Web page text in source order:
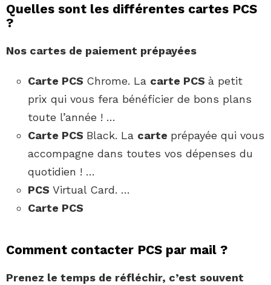
Quelles sont les différentes cartes PCS
?
Nos cartes de paiement prépayées
Carte PCS Chrome. La carte PCS à petit
prix qui vous fera bénéficier de bons plans
toute l’année ! …
Carte PCS Black. La carte prépayée qui vous
accompagne dans toutes vos dépenses du
quotidien ! …
PCS Virtual Card. …
Carte PCS
Comment contacter PCS par mail ?
Prenez le temps de réfléchir, c’est souvent